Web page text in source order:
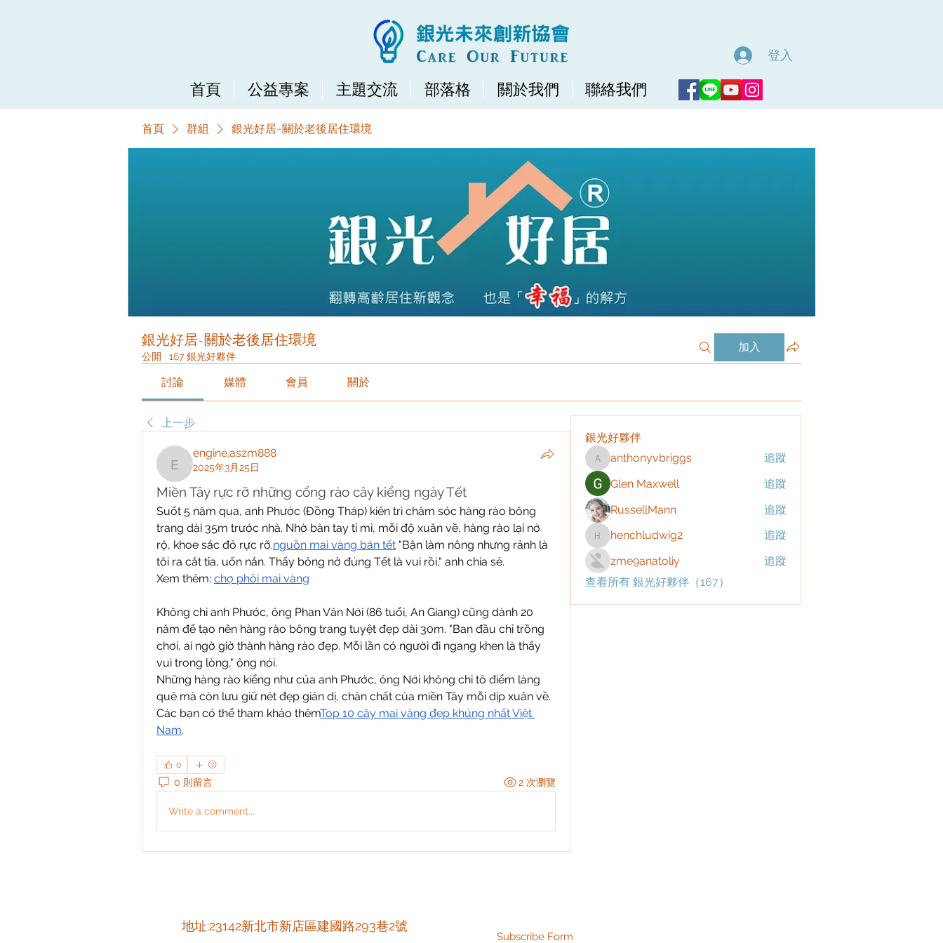
首頁 公益專案 主題交流 部落格 關於我們 聯絡我們
登入
首頁 群組 銀光好居~關於老後居住環境
銀光好居~關於老後居住環境
公開 · 167 銀光好夥伴
加入
討論 媒體 會員 關於
上一步
engine.aszm888
engine.aszm888
2025年3月25日
Miền Tây rực rỡ những cổng rào cây kiểng ngày Tết
Suốt 5 năm qua, anh Phước (Đồng Tháp) kiên trì chăm sóc hàng rào bông
trang dài 35m trước nhà. Nhờ bàn tay tỉ mỉ, mỗi độ xuân về, hàng rào lại nở
rộ, khoe sắc đỏ rực rỡ.nguồn mai vàng bán tết "Bận làm nông nhưng rảnh là
tôi ra cắt tỉa, uốn nắn. Thấy bông nở đúng Tết là vui rồi," anh chia sẻ.
Xem thêm: chợ phôi mai vàng
Không chỉ anh Phước, ông Phan Văn Nới (86 tuổi, An Giang) cũng dành 20
năm để tạo nên hàng rào bông trang tuyệt đẹp dài 30m. "Ban đầu chỉ trồng
chơi, ai ngờ giờ thành hàng rào đẹp. Mỗi lần có người đi ngang khen là thấy
vui trong lòng," ông nói.
Những hàng rào kiểng như của anh Phước, ông Nới không chỉ tô điểm làng
quê mà còn lưu giữ nét đẹp giản dị, chân chất của miền Tây mỗi dịp xuân về.
Các bạn có thể tham khảo thêmTop 10 cây mai vàng đẹp khủng nhất Việt
Nam.
0
0 則留言 2 次瀏覽
Write a comment...
銀光好夥伴
anthonyvbriggs
anthonyvbriggs
追蹤
Glen Maxwell
追蹤
RussellMann
追蹤
henchludwig2
henchludwig2
追蹤
zme9anatoliy
追蹤
查看所有 銀光好夥伴（167）
​地址:23142新北市新店區建國路293巷2號
Subscribe Form